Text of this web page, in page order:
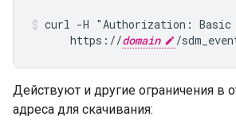
curl -H "Authorization: Basic
      https://
domain /
Действуют и другие ограничения в
адреса для скачивания: